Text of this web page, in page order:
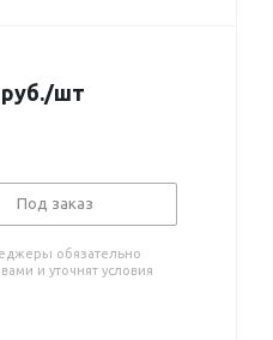
руб./шт
Под заказ
обязательно
вами и уточнят условия